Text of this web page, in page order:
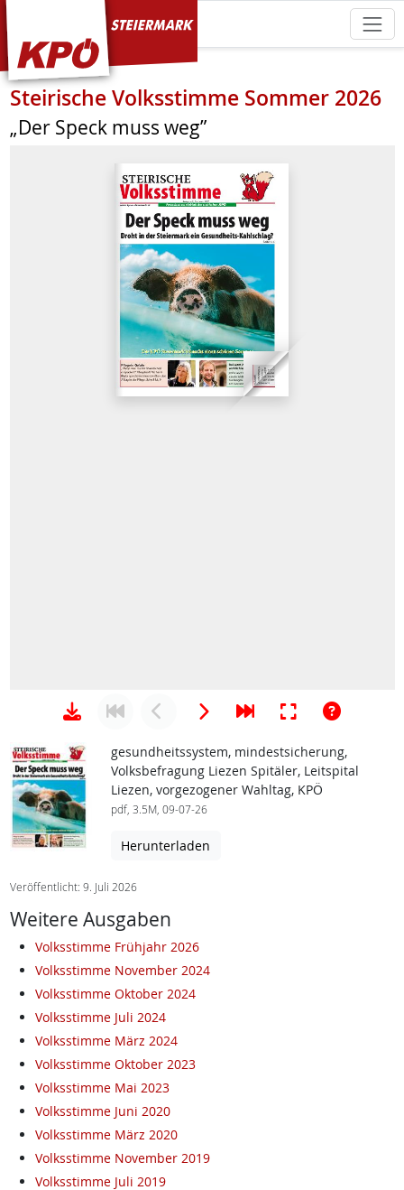
KPÖ Steiermark
Steirische Volksstimme Sommer 2026
„Der Speck muss weg”
gesundheitssystem, mindestsicherung,
Volksbefragung Liezen Spitäler, Leitspital
Liezen, vorgezogener Wahltag, KPÖ
pdf, 3.5M, 09-07-26
Herunterladen
Veröffentlicht: 9. Juli 2026
Weitere Ausgaben
Volksstimme Frühjahr 2026
Volksstimme November 2024
Volksstimme Oktober 2024
Volksstimme Juli 2024
Volksstimme März 2024
Volksstimme Oktober 2023
Volksstimme Mai 2023
Volksstimme Juni 2020
Volksstimme März 2020
Volksstimme November 2019
Volksstimme Juli 2019